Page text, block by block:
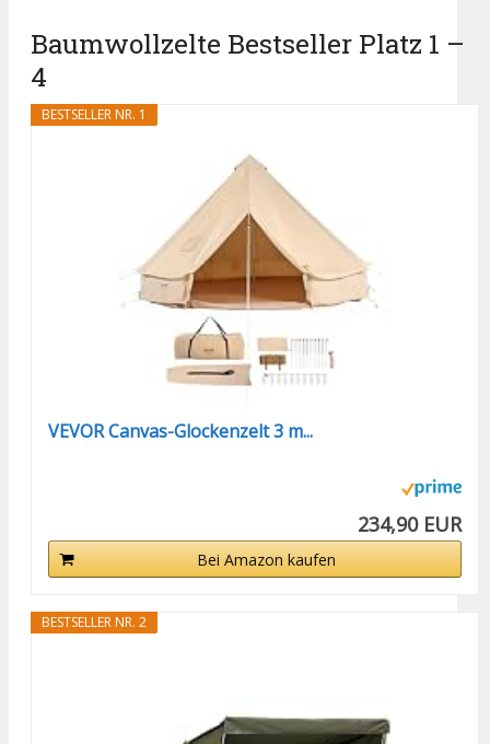
Baumwollzelte Bestseller Platz 1 –
4
BESTSELLER NR. 1
VEVOR Canvas-Glockenzelt 3 m...
234,90 EUR
Bei Amazon kaufen
BESTSELLER NR. 2